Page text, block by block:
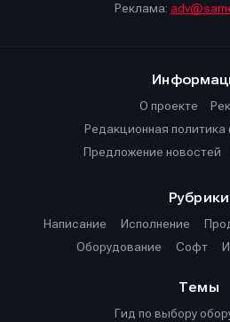
Реклама:
О проекте
Редакционная политика
Предложение новостей
Рубрики
Написание
Исполнение
Оборудование
Софт
Темы
Гид по выбору